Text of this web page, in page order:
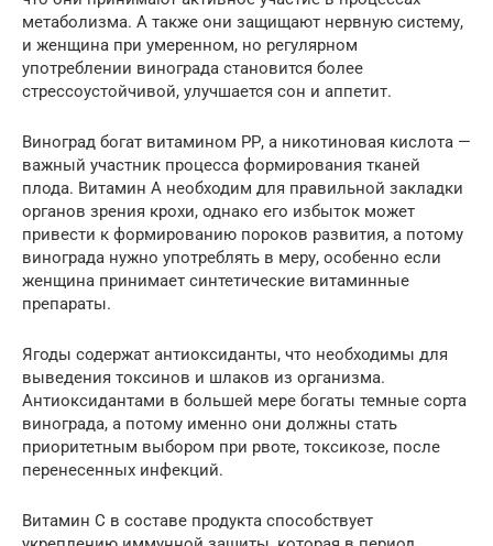
метаболизма. А также они защищают нервную систему,
и женщина при умеренном, но регулярном
употреблении винограда становится более
стрессоустойчивой, улучшается сон и аппетит.
Виноград богат витамином РР, а никотиновая кислота —
важный участник процесса формирования тканей
плода. Витамин А необходим для правильной закладки
органов зрения крохи, однако его избыток может
привести к формированию пороков развития, а потому
винограда нужно употреблять в меру, особенно если
женщина принимает синтетические витаминные
препараты.
Ягоды содержат антиоксиданты, что необходимы для
выведения токсинов и шлаков из организма.
Антиоксидантами в большей мере богаты темные сорта
винограда, а потому именно они должны стать
приоритетным выбором при рвоте, токсикозе, после
перенесенных инфекций.
Витамин С в составе продукта способствует